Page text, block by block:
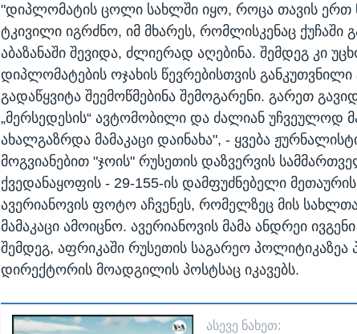
"დიპლომატის ცოლი სახლში იყო, როცა თავის ერთ
ტკივილი იგრძნო, იმ მხარეს, რომლისკენაც ქუჩაში
აბაზანაში შევიდა, ძლიერად აღებინა. შემდეგ კი
დიპლომატების ოჯახის წევრებისთვის განკუთვნილი
გადაწყვიტა შეემოწმებინა შემოგარენი. გარეთ
„მერსედესის“ ავტომობილი და ძალიან უჩვეულოდ
ახალგაზრდა მამაკაცი დაინახა", - ყვება
მოგვიანებით "ჯოის" რუსეთის დაზვერვის
ქვედანაყოფის - 29-155-ის დამფუძნებელი
ავერიანოვის ფოტო აჩვენეს, რომელზეც მის
მამაკაცი ამოიცნო. ავერიანოვის მამა ანდრეი
შემდეგ, აფრიკაში რუსეთის საგარეო პოლიტიკაზეა
დირექტორის მოადგილის პოსტსაც იკავებს.
ᲐᲡᲔᲕᲔ ᲜᲐᲮᲔᲗ: